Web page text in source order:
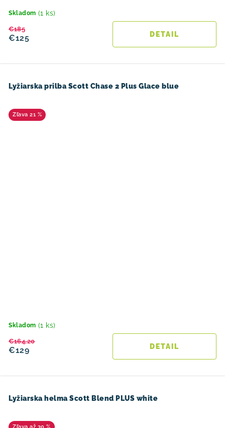
Skladom (1 ks)
€125
€185
DETAIL
Lyžiarska prilba Scott Chase 2 Plus Glace blue
21 %
Skladom (1 ks)
€129
€164,20
DETAIL
Lyžiarska helma Scott Blend PLUS white